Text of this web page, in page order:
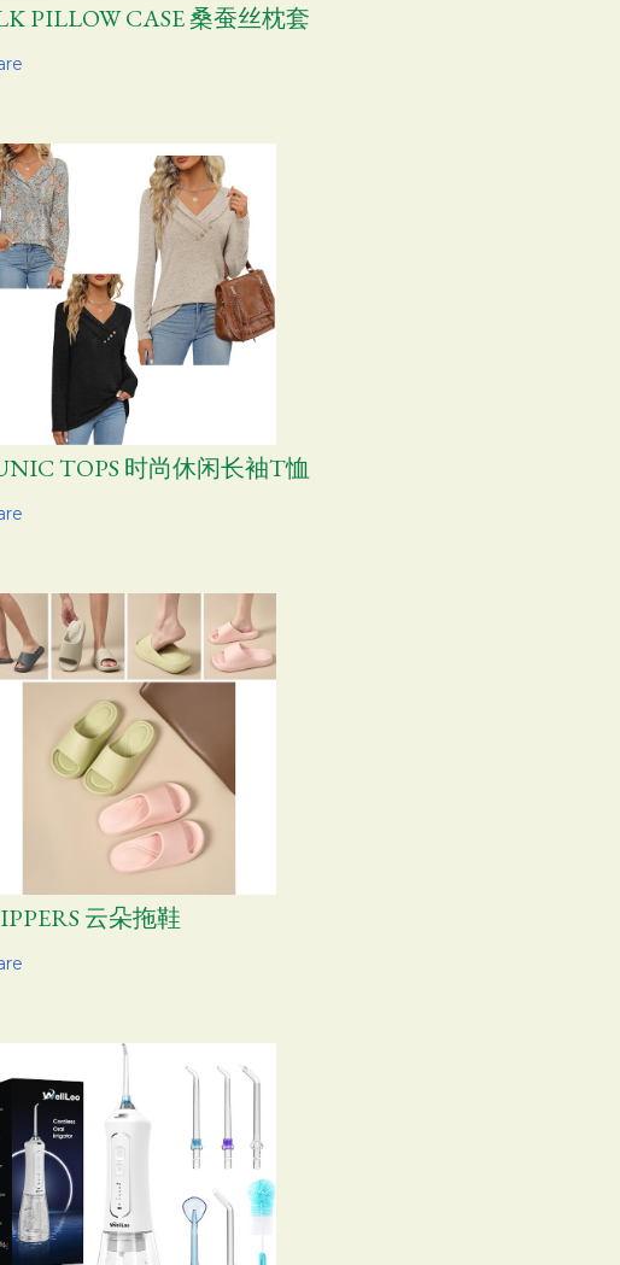
PILLOW CASE 桑蚕丝枕套
TOPS 时尚休闲长袖T恤
云朵拖鞋